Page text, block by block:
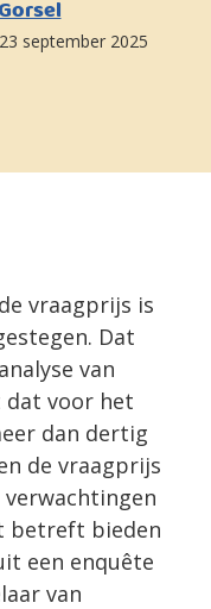
23 september 2025
vraagprijs is
Dat
van
voor het
dan dertig
de vraagprijs
betreft bieden
een enquête
van